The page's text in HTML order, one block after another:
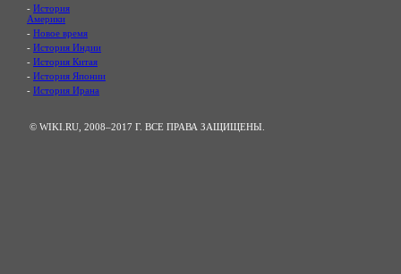
- История
Америки
- Новое время
- История Индии
- История Китая
- История Японии
- История Ирана
© WIKI.RU, 2008–2017 Г. ВСЕ ПРАВА ЗАЩИЩЕНЫ.